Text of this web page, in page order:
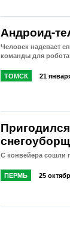
Андроид-
Человек надевает
команды для робота
ТОМСК 21
С конвейера сошли
ПЕРМЬ 25